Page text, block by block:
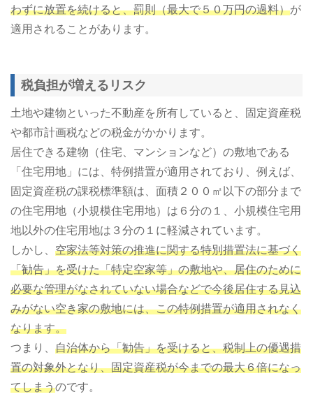
わずに放置を続けると、罰則（最大で５０万円の過料）が
適用されることがあります。
税負担が増えるリスク
土地や建物といった不動産を所有していると、固定資産税
や都市計画税などの税金がかかります。
居住できる建物（住宅、マンションなど）の敷地である
「住宅用地」には、特例措置が適用されており、例えば、
固定資産税の課税標準額は、面積２００㎡以下の部分まで
の住宅用地（小規模住宅用地）は６分の１、小規模住宅用
地以外の住宅用地は３分の１に軽減されています。
しかし、 空家法等対策の推進に関する特別措置法に基づく
「勧告」を受けた「特定空家等」の敷地や、居住のために
必要な管理がなされていない場合などで今後居住する見込
みがない空き家の敷地には、この特例措置が適用されなく
なります。
つまり、 自治体から「勧告」を受けると、税制上の優遇措
置の対象外となり、固定資産税が今までの最大６倍になっ
てしまうのです。